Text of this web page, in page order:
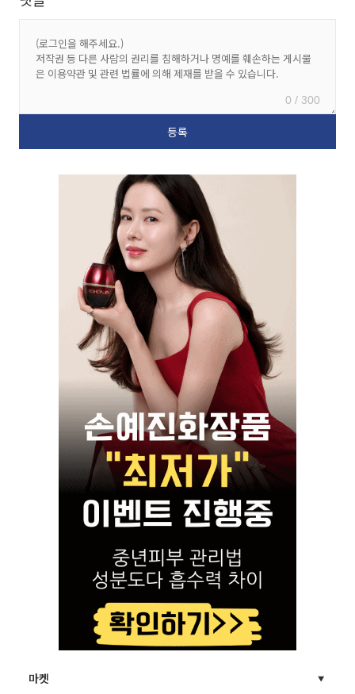
0 / 300
마켓